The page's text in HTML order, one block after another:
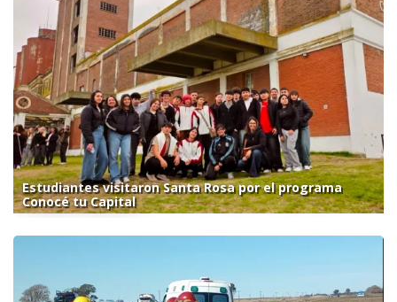
Estudiantes visitaron Santa Rosa por el programa
Conocé tu Capital